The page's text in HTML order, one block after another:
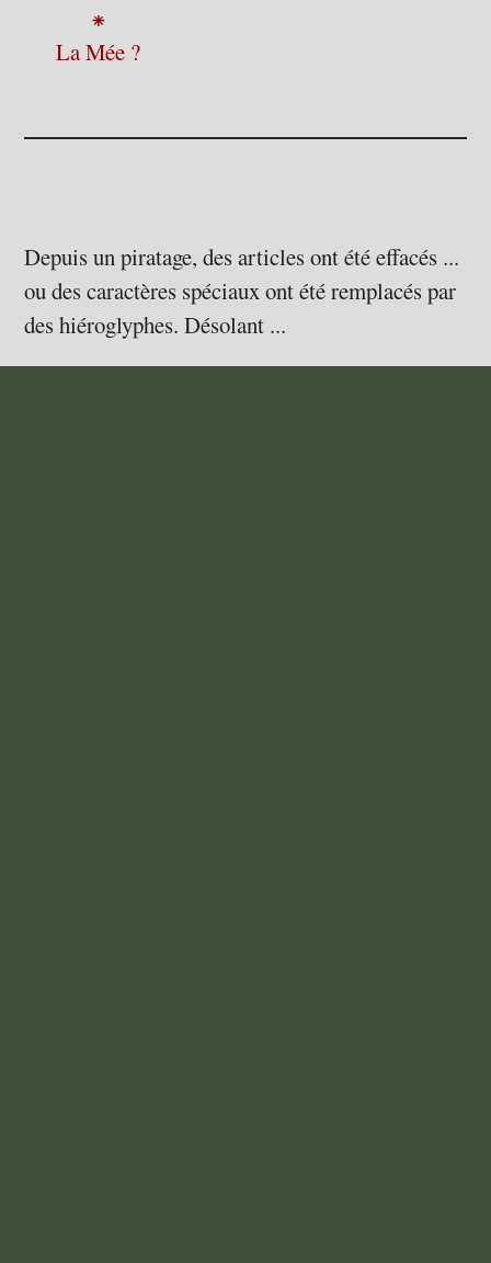
⁕
La Mée ?
Depuis un piratage, des articles ont été effacés ...
ou des caractères spéciaux ont été remplacés par
des hiéroglyphes. Désolant ...